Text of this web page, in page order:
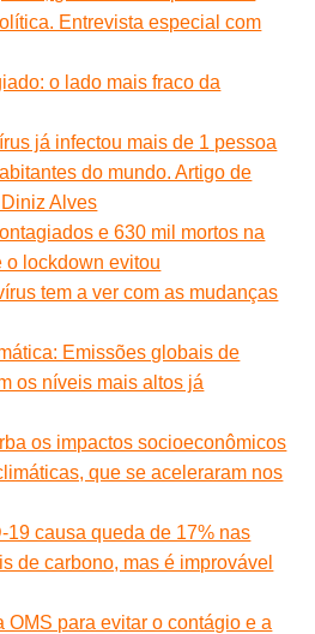
Entrevista especial com
o lado mais fraco da
já infectou mais de 1 pessoa
do mundo. Artigo de
Alves
e 630 mil mortos na
o lockdown evitou
tem a ver com as mudanças
Emissões globais de
os níveis mais altos já
os impactos socioeconômicos
que se aceleraram nos
19 causa queda de 17% nas
de carbono, mas é improvável
OMS para evitar o contágio e a